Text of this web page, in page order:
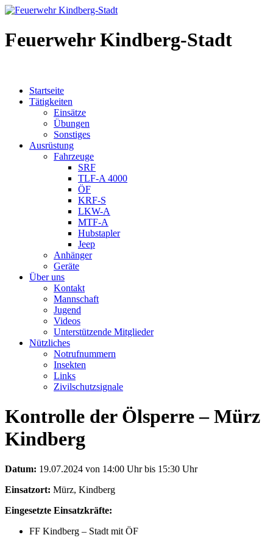
Feuerwehr Kindberg-Stadt
Startseite
Tätigkeiten
Einsätze
Übungen
Sonstiges
Ausrüstung
Fahrzeuge
SRF
TLF-A 4000
ÖF
KRF-S
LKW-A
MTF-A
Hubstapler
Jeep
Anhänger
Geräte
Über uns
Kontakt
Mannschaft
Jugend
Videos
Unterstützende Mitglieder
Nützliches
Notrufnummern
Insekten
Links
Zivilschutzsignale
Kontrolle der Ölsperre – Mürz
Kindberg
Datum: 19.07.2024 von 14:00 Uhr bis 15:30 Uhr
Einsatzort: Mürz, Kindberg
Eingesetzte Einsatzkräfte:
FF Kindberg – Stadt mit ÖF